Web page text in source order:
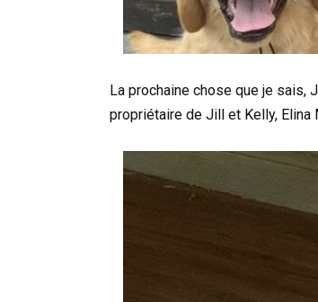
La prochaine chose que je sais,
propriétaire de Jill et Kelly, Elina